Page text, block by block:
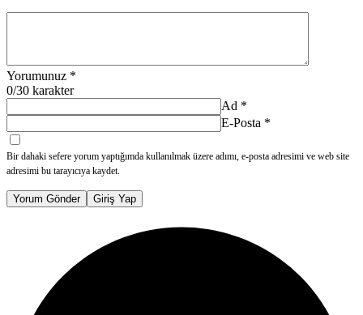
Yorumunuz *
0/30 karakter
Ad *
E-Posta *
Bir dahaki sefere yorum yaptığımda kullanılmak üzere adımı, e-posta adresimi ve web site
adresimi bu tarayıcıya kaydet.
Yorum Gönder Giriş Yap